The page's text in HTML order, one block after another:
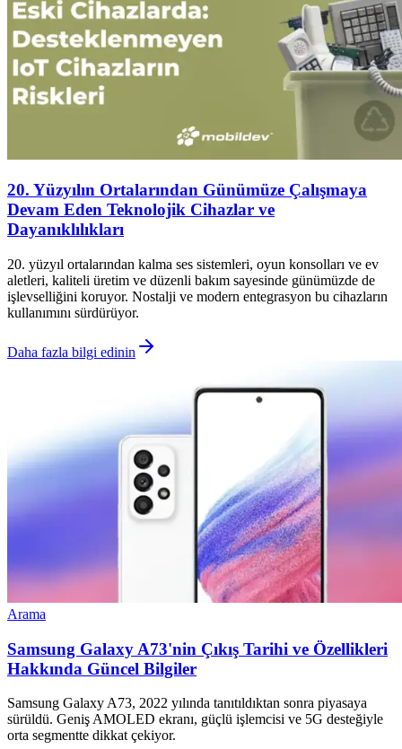
20. Yüzyılın Ortalarından Günümüze Çalışmaya
Devam Eden Teknolojik Cihazlar ve
Dayanıklılıkları
20. yüzyıl ortalarından kalma ses sistemleri, oyun konsolları ve ev
aletleri, kaliteli üretim ve düzenli bakım sayesinde günümüzde de
işlevselliğini koruyor. Nostalji ve modern entegrasyon bu cihazların
kullanımını sürdürüyor.
Daha fazla bilgi edinin
Arama
Samsung Galaxy A73'nin Çıkış Tarihi ve Özellikleri
Hakkında Güncel Bilgiler
Samsung Galaxy A73, 2022 yılında tanıtıldıktan sonra piyasaya
sürüldü. Geniş AMOLED ekranı, güçlü işlemcisi ve 5G desteğiyle
orta segmentte dikkat çekiyor.